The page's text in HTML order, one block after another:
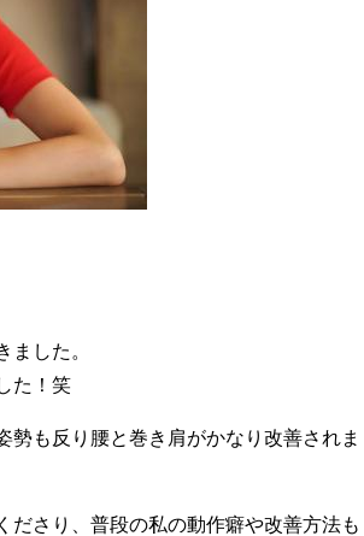
した。
た！笑
も反り腰と巻き肩がかなり改善されま
ださり、普段の私の動作癖や改善方法も